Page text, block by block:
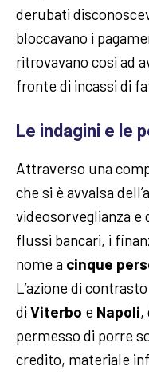
derubati
bloccavano i
ritrovavano così ad
fronte di incassi di
Le indagini e le
Attraverso una
che si è avvalsa
videosorveglianza
flussi bancari, i
nome a cinque
L’azione di
di Viterbo e Napoli,
permesso di porre
credito, materiale